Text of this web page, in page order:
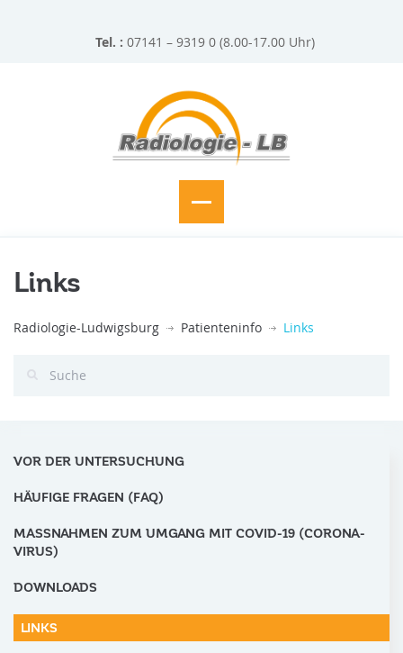
Tel. : 07141 – 9319 0 (8.00-17.00 Uhr)
Links
Radiologie-Ludwigsburg Patienteninfo Links
VOR DER UNTERSUCHUNG
HÄUFIGE FRAGEN (FAQ)
MASSNAHMEN ZUM UMGANG MIT COVID-19 (CORONA-V
IRUS)
DOWNLOADS
LINKS